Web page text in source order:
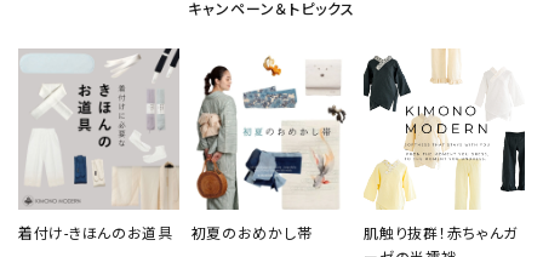
キャンペーン＆トピックス
着付け-きほんのお道具 初夏のおめかし帯
肌触り抜群！赤ちゃんガ